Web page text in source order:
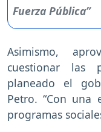
Asimismo,
cuestionar las
planeado el
Petro. “Con una
programas